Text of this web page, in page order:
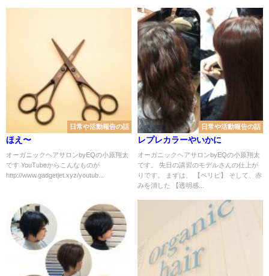
日常や活動報告の話
ほえ〜
オーガニックヘアサロンbyEQの小原翔太
です YouTubeからこんなものが
http://www.gadgetjet.xyz/youtub...
日常や活動報告の話
レプレカラーやいかに
オーガニックヘアサロンbyEQの小原翔太
です。 先日の講習のモデルさんの仕上が
りです。 まずは、 【ベリピ】 そして、赤
みを消した 【透明感...